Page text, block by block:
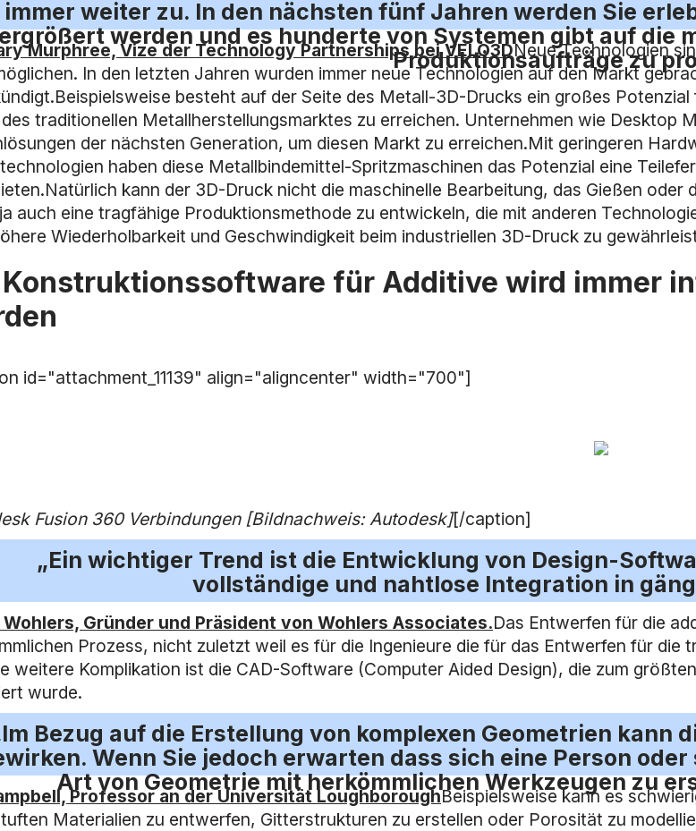
immer weiter zu. In den nächsten fünf Jahren werden Sie
werden und es hunderte von Systemen gibt auf die
Produktionsaufträge zu
Murphree, Vize der Technology Partnerships bei VELO3DNeue Technologien
In den letzten Jahren wurden immer neue Technologien auf den Markt
besteht auf der Seite des Metall-3D-Drucks ein großes Potenzial
traditionellen Metallherstellungsmarktes zu erreichen. Unternehmen wie Desktop
der nächsten Generation, um diesen Markt zu erreichen.Mit geringeren
haben diese Metallbindemittel-Spritzmaschinen das Potenzial eine
kann der 3D-Druck nicht die maschinelle Bearbeitung, das Gießen
auch eine tragfähige Produktionsmethode zu entwickeln, die mit anderen
Wiederholbarkeit und Geschwindigkeit beim industriellen 3D-Druck zu
für Additive wird immer
id="attachment_11139" align="aligncenter" width="700"]
Fusion 360 Verbindungen [Bildnachweis: Autodesk][/caption]
„Ein wichtiger Trend ist die Entwicklung von Design-
vollständige und nahtlose Integration in
Gründer und Präsident von Wohlers Associates.Das Entwerfen für die
Prozess, nicht zuletzt weil es für die Ingenieure die für das Entwerfen für
weitere Komplikation ist die CAD-Software (Computer Aided Design), die zum
wurde.
Bezug auf die Erstellung von komplexen Geometrien
Wenn Sie jedoch erwarten dass sich eine Person
Art von Geometrie mit herkömmlichen Werkzeugen zu
Professor an der Universität LoughboroughBeispielsweise kann es
Materialien zu entwerfen, Gitterstrukturen zu erstellen oder Porosität zu